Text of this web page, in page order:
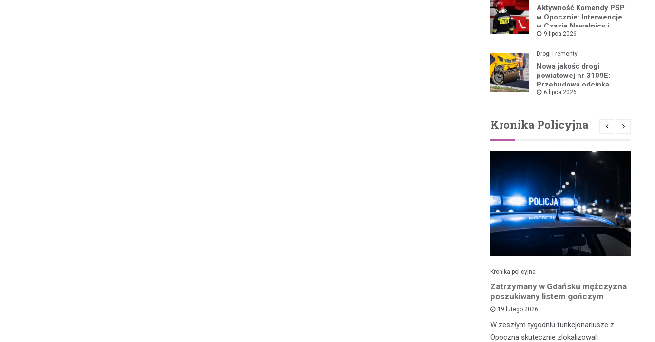
Aktywność Komendy PSP
w Opocznie: Interwencje
w Czasie Nawałnicy i
Pożarów
9 lipca 2026
Drogi i remonty
Nowa jakość drogi
powiatowej nr 3109E:
Przebudowa odcinka
Drzewica – Dąbrówka
6 lipca 2026
Kronika Policyjna
Kronika policyjna
Zatrzymany w Gdańsku mężczyzna
poszukiwany listem gończym
19 lutego 2026
W zeszłym tygodniu funkcjonariusze z
Opoczna skutecznie zlokalizowali